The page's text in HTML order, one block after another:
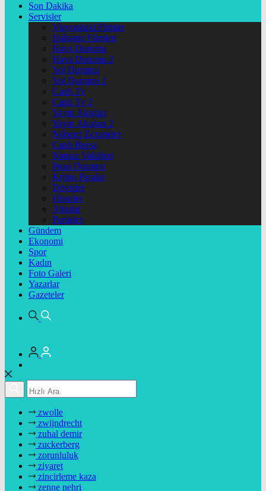
Son Dakika
Servisler
Vizyondaki Filmler
Haftanin Filmleri
Hava Durumu
Hava Durumu 2
Yol Durumu
Yol Durumu 2
Canlı Tv
Canlı Tv 2
Yayın Akışları
Yayın Akışları 2
Nöbetçi Eczaneler
Canlı Borsa
Namaz Vakitleri
Puan Durumu
Kripto Paralar
Dövizler
Hisseler
Altınlar
Pariteler
Gündem
Ekonomi
Spor
Kadın
Foto Galeri
Yazarlar
Gazeteler
zwolle
zwijndrecht
zuhal demir
zuckerberg
zorunluluk
ziyaret
zincirleme kaza
zenne nehri